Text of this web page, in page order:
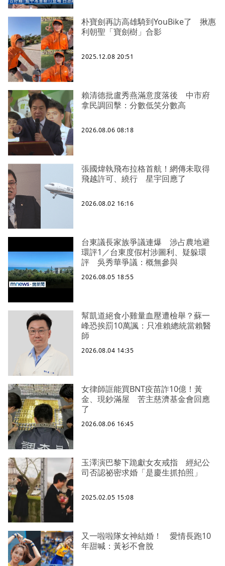
朴寶劍再訪高雄騎到YouBike了 揪惠
利朝聖「寶劍樹」合影
2025.12.08 20:51
賴清德批盧秀燕滿意度落後 中市府
拿民調回擊：分數低笑分數高
2026.08.06 08:18
張國煒執飛布拉格首航！網傳未取得
飛越許可、繞行 星宇回應了
2026.08.02 16:16
台東議長家族爭議連爆 涉占農地避
環評1／台東度假村涉圖利、疑躲環
評 吳秀華爭議：概無參與
2026.08.05 18:55
幫凱道絕食小雞量血壓遭檢舉？蘇一
峰恐挨罰10萬諷：只准賴總統當賴醫
師
2026.08.04 14:35
女律師誆能買BNT疫苗詐10億！黃
金、現鈔滿屋 苦主慈濟基金會回應
了
2026.08.06 16:45
玉澤演巴黎下跪獻女友戒指 經紀公
司否認祕密求婚「是慶生抓拍照」
2025.02.05 15:08
又一啦啦隊女神結婚！ 愛情長跑10
年甜喊：黃衫不會脫